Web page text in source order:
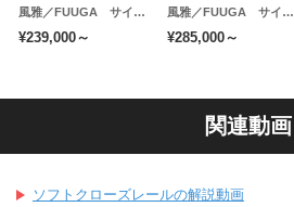
風雅／FUUGA サイドキャビネット 幅1460mm（ホワイトアッシュ-スリット）
¥239,000～
風雅／FUUGA サイドキャビネット 幅1600 mm（ホワイトアッシュ-スリット）
¥285,000～
関連動画
ソフトクローズレールの解説動画